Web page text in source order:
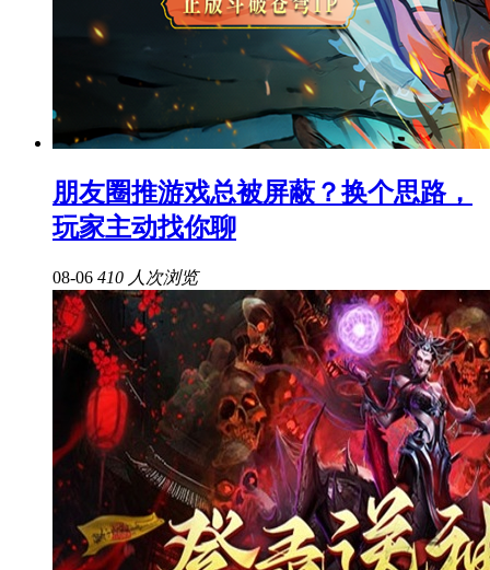
朋友圈推游戏总被屏蔽？换个思路，
玩家主动找你聊
08-06 410 人次浏览